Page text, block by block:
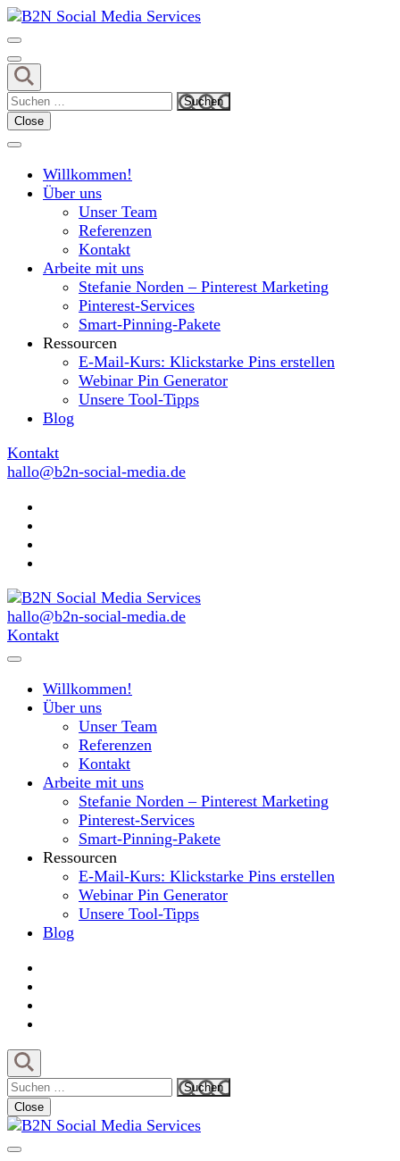
Skip
to
content
(Press
Enter)
B2N Social Media Services
Suchen
nach:
Close
Willkommen!
Über uns
Unser Team
Referenzen
Kontakt
Arbeite mit uns
Stefanie Norden – Pinterest Marketing
Pinterest-Services
Smart-Pinning-Pakete
Ressourcen
E-Mail-Kurs: Klickstarke Pins erstellen
Webinar Pin Generator
Unsere Tool-Tipps
Blog
Kontakt
hallo@b2n-social-media.de
B2N Social Media Services
MIt Pinterest und Blogging Kunden gewinnen
hallo@b2n-social-media.de
Kontakt
Willkommen!
Über uns
Unser Team
Referenzen
Kontakt
Arbeite mit uns
Stefanie Norden – Pinterest Marketing
Pinterest-Services
Smart-Pinning-Pakete
Ressourcen
E-Mail-Kurs: Klickstarke Pins erstellen
Webinar Pin Generator
Unsere Tool-Tipps
Blog
Suchen
nach:
Close